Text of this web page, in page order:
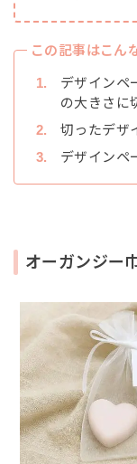
この記事はこん
デザインペ
の大きさに
切ったデザ
デザインペ
オーガンジー